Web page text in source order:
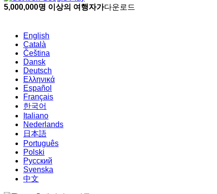
5,000,000명 이상의 여행자가다운로드
English
Català
Čeština
Dansk
Deutsch
Ελληνικά
Español
Français
한국어
Italiano
Nederlands
日本語
Português
Polski
Русский
Svenska
中文